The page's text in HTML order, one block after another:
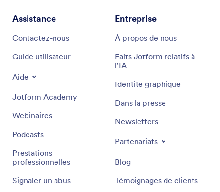
Assistance
Contactez-nous
Guide utilisateur
Aide
Jotform Academy
Webinaires
Podcasts
Prestations
professionnelles
Signaler un abus
Entreprise
À propos de nous
Faits Jotform relatifs à
l'IA
Identité graphique
Dans la presse
Newsletters
Partenariats
Blog
Témoignages de clients